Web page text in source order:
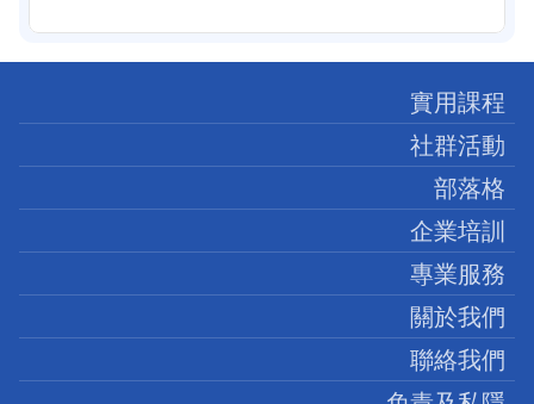
實用課程
社群活動
部落格
企業培訓
專業服務
關於我們
聯絡我們